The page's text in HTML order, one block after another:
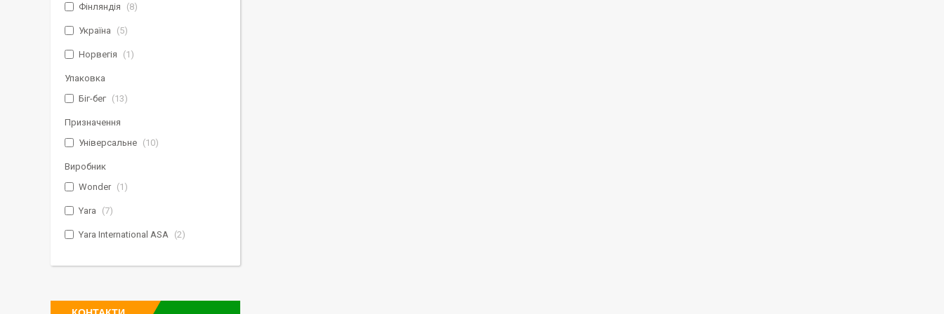
Фінляндія
8
Україна 5
Норвегія 1
Упаковка
Біг-бег
13
Призначення
Універсальне
10
Виробник
Wonder
1
Yara 7
Yara International ASA 2